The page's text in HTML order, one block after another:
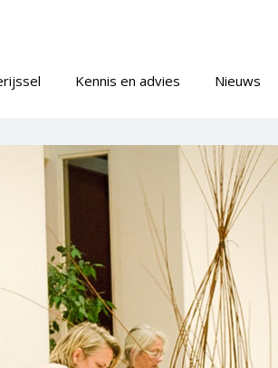
Kennis en advies Nieuws